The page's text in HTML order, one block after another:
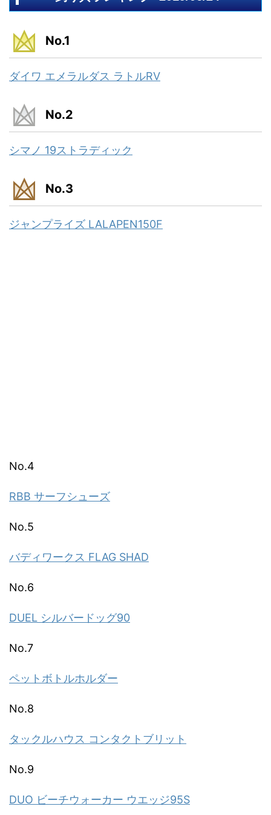
No.1
ダイワ エメラルダス ラトルRV
No.2
シマノ 19ストラディック
No.3
ジャンプライズ LALAPEN150F
No.4
RBB サーフシューズ
No.5
バディワークス FLAG SHAD
No.6
DUEL シルバードッグ90
No.7
ペットボトルホルダー
No.8
タックルハウス コンタクトブリット
No.9
DUO ビーチウォーカー ウエッジ95S